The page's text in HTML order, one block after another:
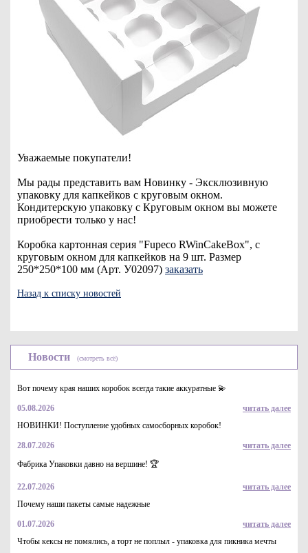
Уважаемые покупатели!
Мы рады представить вам Новинку - Эксклюзивную
упаковку для капкейков с круговым окном.
Кондитерскую упаковку с Круговым окном вы можете
приобрести только у нас!
Коробка картонная серия "Fupeco RWinCakeBox", с
круговым окном для капкейков на 9 шт. Размер
250*250*100 мм (Арт. У02097) заказать
Назад к списку новостей
Новости (смотреть всё)
Вот почему края наших коробок всегда такие аккуратные 💫
05.08.2026
читать далее
НОВИНКИ! Поступление удобных самосборных коробок!
28.07.2026
читать далее
Фабрика Упаковки давно на вершине! 🏆
22.07.2026
читать далее
Почему наши пакеты самые надежные
01.07.2026
читать далее
Чтобы кексы не помялись, а торт не поплыл - упаковка для пикника мечты